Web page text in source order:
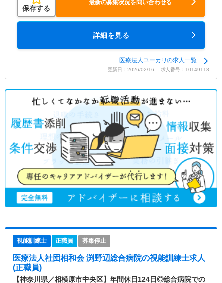
保存する
最新の募集状況を問い合わせる
詳細を見る
医療法人ユーカリの求人一覧
更新日：2026/02/16 求人番号：10149118
視能訓練士 正職員 募集停止
医療法人社団相和会 渕野辺総合病院の視能訓練士求人
(正職員)
【神奈川県／相模原市中央区】年間休日124日◎総合病院での